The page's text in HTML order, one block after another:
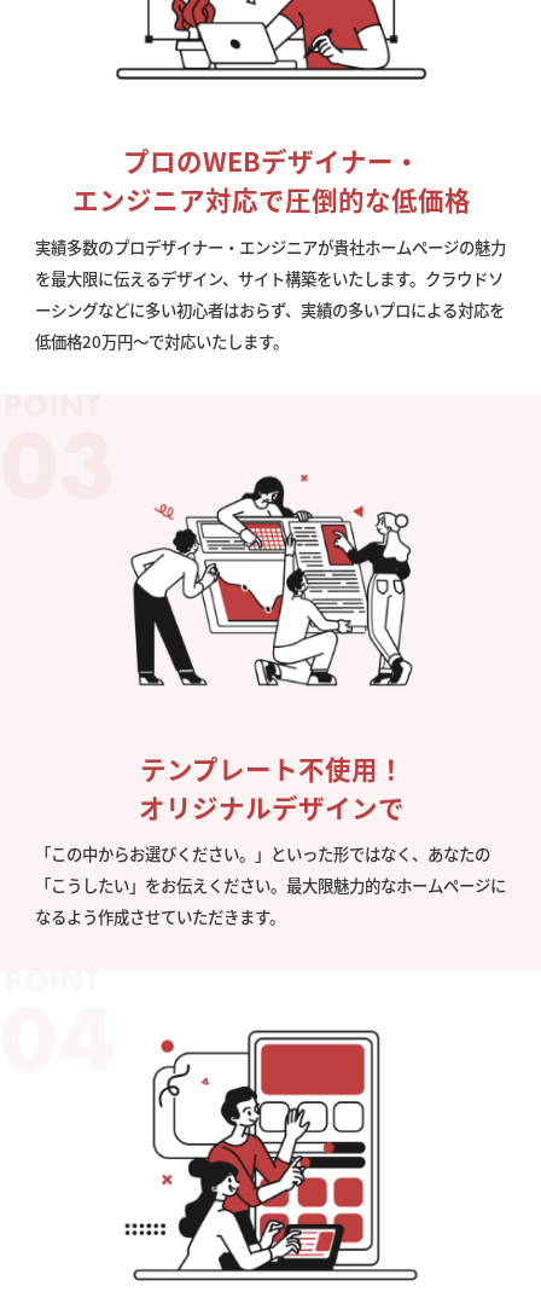
プロのWEBデザイナー・
エンジニア対応で圧倒的な低価格
実績多数のプロデザイナー・エンジニアが貴社ホームページの魅力
を最大限に伝えるデザイン、サイト構築をいたします。クラウドソ
ーシングなどに多い初心者はおらず、実績の多いプロによる対応を
低価格20万円〜で対応いたします。
テンプレート不使用！
オリジナルデザインで
「この中からお選びください。」といった形ではなく、あなたの
「こうしたい」をお伝えください。最大限魅力的なホームページに
なるよう作成させていただきます。